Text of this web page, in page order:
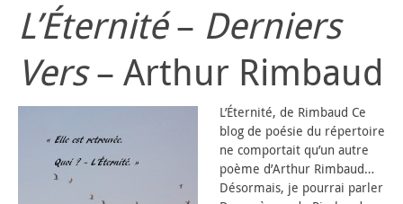
L’Éternité– Derniers
Vers– Arthur Rimbaud
L’Éternité, de Rimbaud Ce
blog de poésie du répertoire
ne comportait qu’un autre
poème d’Arthur Rimbaud…
Désormais, je pourrai parler